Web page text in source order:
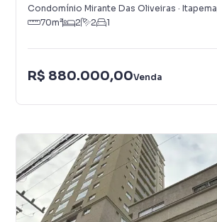
Condomínio Mirante Das Oliveiras · Itapema
70m² 2 2 1
R$ 880.000,00Venda